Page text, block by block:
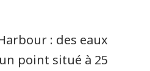
: des eaux
point situé à 25